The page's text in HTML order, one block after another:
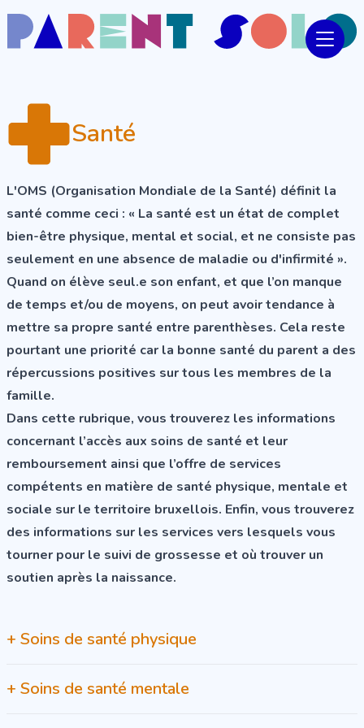
Santé
L'OMS (Organisation Mondiale de la Santé) définit la
santé comme ceci : « La santé est un état de complet
bien-être physique, mental et social, et ne consiste pas
seulement en une absence de maladie ou d'infirmité ».
Quand on élève seul.e son enfant, et que l’on manque
de temps et/ou de moyens, on peut avoir tendance à
mettre sa propre santé entre parenthèses. Cela reste
pourtant une priorité car la bonne santé du parent a des
répercussions positives sur tous les membres de la
famille.
Dans cette rubrique, vous trouverez les informations
concernant l’accès aux soins de santé et leur
remboursement ainsi que l’offre de services
compétents en matière de santé physique, mentale et
sociale sur le territoire bruxellois. Enfin, vous trouverez
des informations sur les services vers lesquels vous
tourner pour le suivi de grossesse et où trouver un
soutien après la naissance.
+ Soins de santé physique
+ Soins de santé mentale